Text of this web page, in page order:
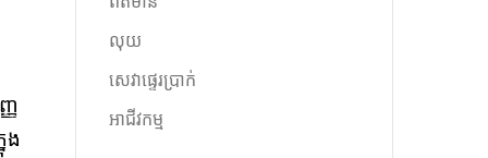
ញ
ង
លុយ
សេវាផ្ទេរប្រាក់
អាជីវកម្ម